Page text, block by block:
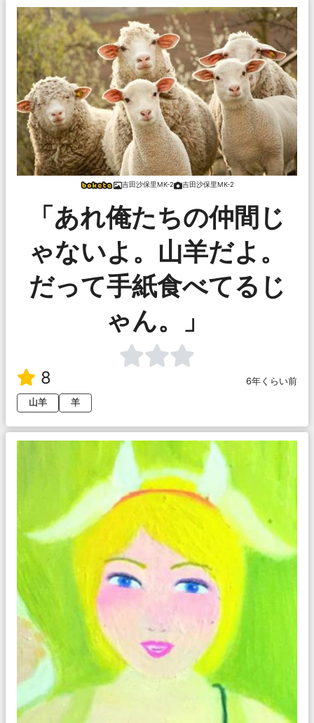
吉田沙保里MK-2 吉田沙保里MK-2
「あれ俺たちの仲間じ
ゃないよ。山羊だよ。
だって手紙食べてるじ
ゃん。」
8
6年くらい前
山羊
羊